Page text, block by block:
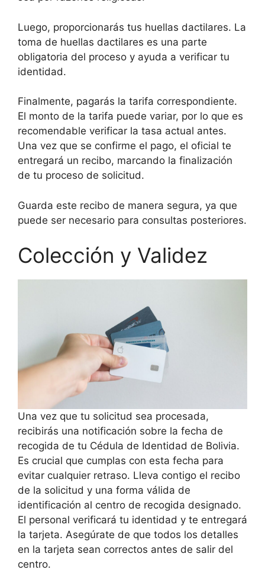
Luego, proporcionarás tus huellas dactilares. La
toma de huellas dactilares es una parte
obligatoria del proceso y ayuda a verificar tu
identidad.
Finalmente, pagarás la tarifa correspondiente.
El monto de la tarifa puede variar, por lo que es
recomendable verificar la tasa actual antes.
Una vez que se confirme el pago, el oficial te
entregará un recibo, marcando la finalización
de tu proceso de solicitud.
Guarda este recibo de manera segura, ya que
puede ser necesario para consultas posteriores.
Colección y Validez
Una vez que tu solicitud sea procesada,
recibirás una notificación sobre la fecha de
recogida de tu Cédula de Identidad de Bolivia.
Es crucial que cumplas con esta fecha para
evitar cualquier retraso. Lleva contigo el recibo
de la solicitud y una forma válida de
identificación al centro de recogida designado.
El personal verificará tu identidad y te entregará
la tarjeta. Asegúrate de que todos los detalles
en la tarjeta sean correctos antes de salir del
centro.